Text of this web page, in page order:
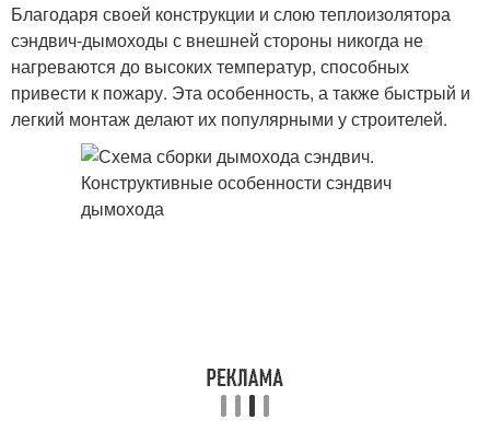
Благодаря своей конструкции и слою теплоизолятора
сэндвич-дымоходы с внешней стороны никогда не
нагреваются до высоких температур, способных
привести к пожару. Эта особенность, а также быстрый и
легкий монтаж делают их популярными у строителей.